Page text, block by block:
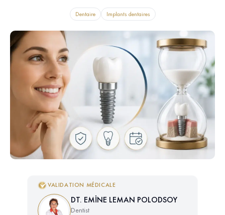
Dentaire Implants dentaires
VALIDATION MÉDICALE
DT. EMİNE LEMAN POLODSOY
Dentist